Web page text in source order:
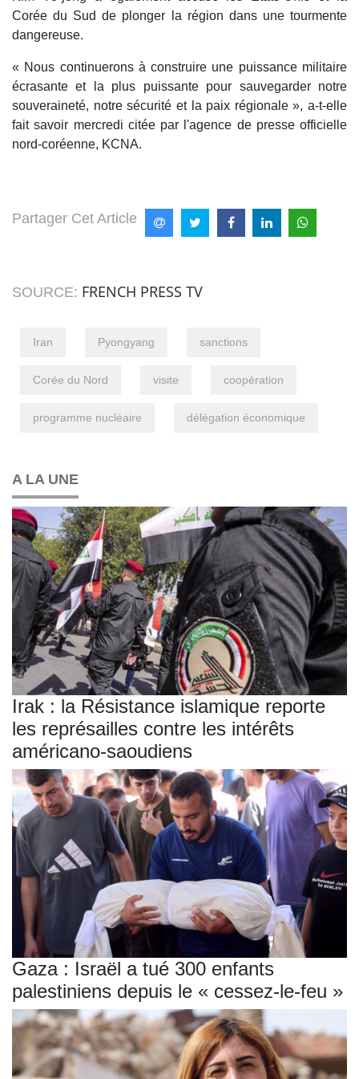
Corée du Sud de plonger la région dans une tourmente
dangereuse.
« Nous continuerons à construire une puissance militaire
écrasante et la plus puissante pour sauvegarder notre
souveraineté, notre sécurité et la paix régionale », a-t-elle
fait savoir mercredi citée par l'agence de presse officielle
nord-coréenne, KCNA.
Partager Cet Article
SOURCE: FRENCH PRESS TV
Iran Pyongyang sanctions
Corée du Nord visite coopération
programme nucléaire délégation économique
A LA UNE
Irak : la Résistance islamique reporte
les représailles contre les intérêts
américano-saoudiens
Gaza : Israël a tué 300 enfants
palestiniens depuis le « cessez-le-feu »